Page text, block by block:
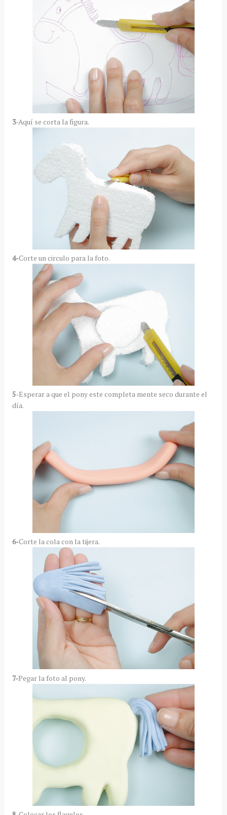
3-Aquí se corta la figura.
4-Corte un circulo para la foto.
5-Esperar a que el pony este completa mente seco durante el
día.
6-Corte la cola con la tijera.
7-Pegar la foto al pony.